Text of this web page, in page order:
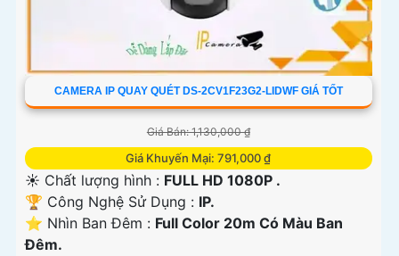
CAMERA IP QUAY QUÉT DS-2CV1F23G2-LIDWF GIÁ TỐT
Giá Bán: 1,130,000 ₫
Giá Khuyến Mại: 791,000 ₫
☀️ Chất lượng hình : FULL HD 1080P .
🏆 Công Nghệ Sử Dụng : IP.
⭐ Nhìn Ban Đêm : Full Color 20m Có Màu Ban
Ðêm.